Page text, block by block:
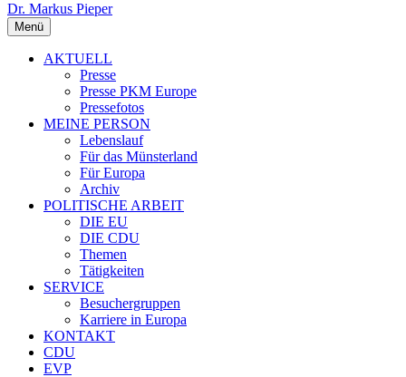
Dr. Markus Pieper
Menü
AKTUELL
Presse
Presse PKM Europe
Pressefotos
MEINE PERSON
Lebenslauf
Für das Münsterland
Für Europa
Archiv
POLITISCHE ARBEIT
DIE EU
DIE CDU
Themen
Tätigkeiten
SERVICE
Besuchergruppen
Karriere in Europa
KONTAKT
CDU
EVP